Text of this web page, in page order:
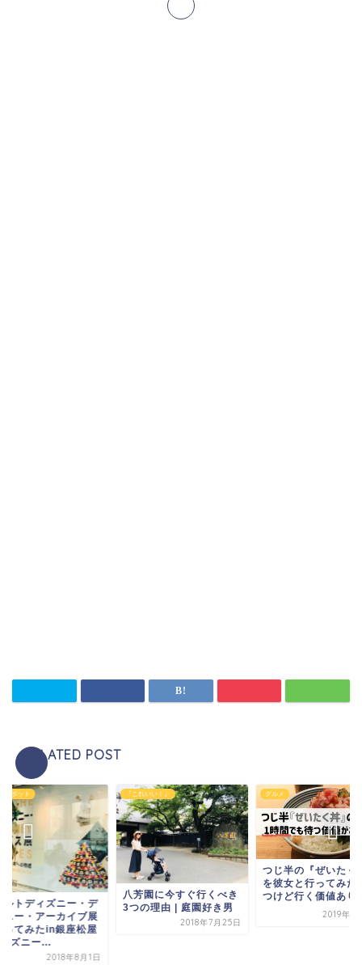
RELATED POST
スポット
ルトディズニー・デ
ニー・アーカイブ展
ってみたin銀座松屋
ズニー...
2018年8月1日
『これいい！』
八芳園に今すぐ行くべき
3つの理由 | 庭園好き男
2018年7月25日
グルメ
つじ半の『ぜいたく
を彼女と行ってみた
つけど行く価値あり
2019年7